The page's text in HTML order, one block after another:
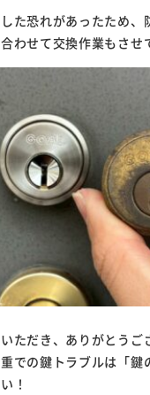
た恐れがあったため、
わせて交換作業もさせ
ただき、ありがとうご
での鍵トラブルは「鍵
！